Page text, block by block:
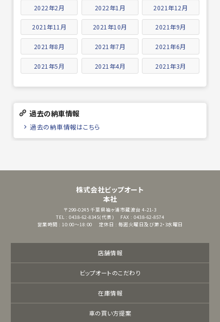
2022年2月 2022年1月 2021年12月
2021年11月 2021年10月 2021年9月
2021年8月 2021年7月 2021年6月
2021年5月 2021年4月 2021年3月
過去の納車情報
過去の納車情報はこちら
株式会社ビップオート
本社
〒299-0245 千葉県袖ヶ浦市蔵波台 4-21-3
TEL : 0438-62-8345(代表)
FAX : 0438-62-8574
営業時間 : 10:00～18:00
定休日 : 毎週火曜日及び第2・3水曜日
店舗情報
ビップオートのこだわり
在庫情報
車の買い方提案